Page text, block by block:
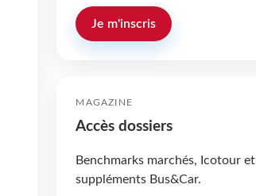
Je m'inscris
MAGAZINE
Accès dossiers
Benchmarks marchés, Icotour et
suppléments Bus&Car.